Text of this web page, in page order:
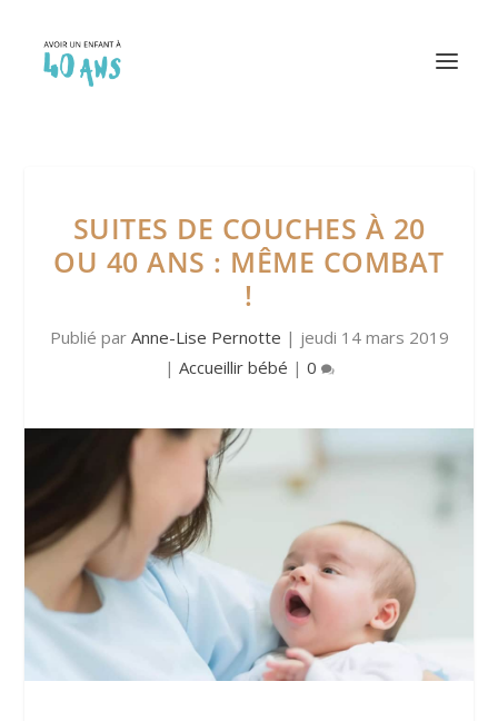
SUITES DE COUCHES À 20
OU 40 ANS : MÊME COMBAT
!
Publié par Anne-Lise Pernotte | jeudi 14 mars 2019
| Accueillir bébé | 0